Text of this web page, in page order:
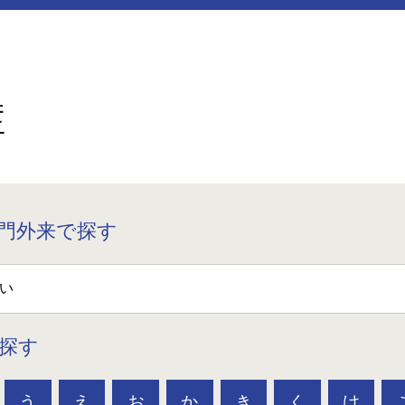
外来で探す
す